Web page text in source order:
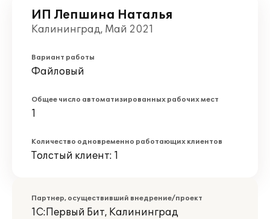
ИП Лепшина Наталья
Калининград, Май 2021
Вариант работы
Файловый
Общее число автоматизированных рабочих мест
1
Количество одновременно работающих клиентов
Толстый клиент: 1
Партнер, осуществивший внедрение/проект
1С:Первый Бит, Калининград